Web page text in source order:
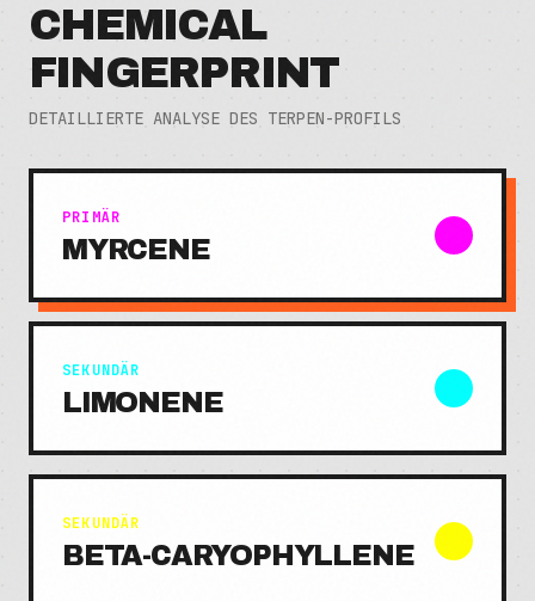
CHEMICAL
FINGERPRINT
DETAILLIERTE ANALYSE DES TERPEN-PROFILS
PRIMÄR
MYRCENE
SEKUNDÄR
LIMONENE
SEKUNDÄR
BETA-CARYOPHYLLENE